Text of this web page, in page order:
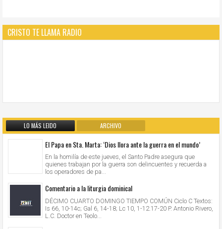
CRISTO TE LLAMA RADIO
LO MÁS LEIDO ARCHIVO
El Papa en Sta. Marta: ‘Dios llora ante la guerra en el mundo’
En la homilía de este jueves, el Santo Padre asegura que
quienes trabajan por la guerra son delincuentes y recuerda a
los operadores de pa...
Comentario a la liturgia dominical
DÉCIMO CUARTO DOMINGO TIEMPO COMÚN Ciclo C Textos:
Is 66, 10-14c; Gal 6, 14-18; Lc 10, 1-12.17-20 P. Antonio Rivero,
L.C. Doctor en Teolo...